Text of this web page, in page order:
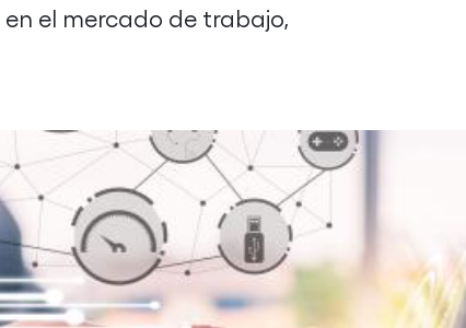
en el mercado de trabajo,